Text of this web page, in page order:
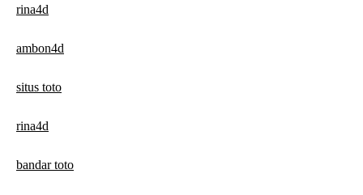
rina4d
ambon4d
situs toto
rina4d
bandar toto